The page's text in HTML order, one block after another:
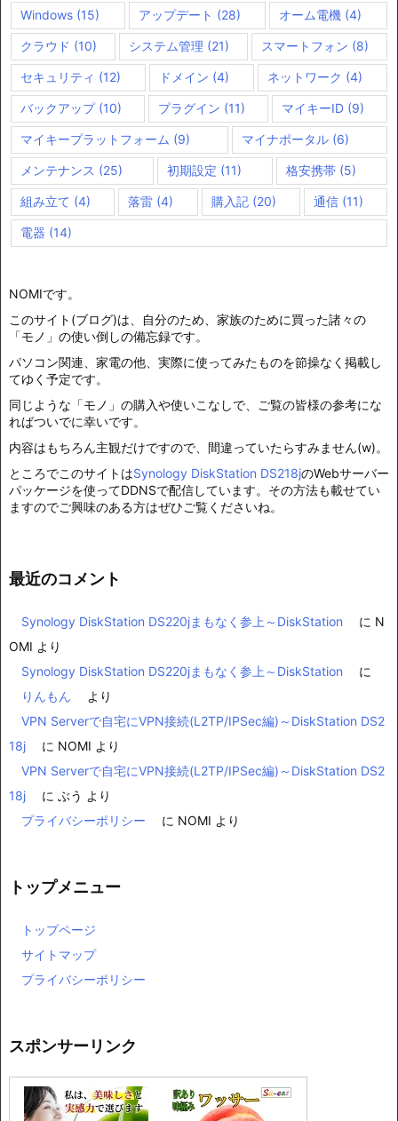
Windows (15) アップデート (28) オーム電機 (4)
クラウド (10) システム管理 (21) スマートフォン (8)
セキュリティ (12) ドメイン (4) ネットワーク (4)
バックアップ(10) プラグイン (11) マイキーID (9)
マイキープラットフォーム (9) マイナポータル (6)
メンテナンス (25) 初期設定 (11) 格安携帯 (5)
組み立て (4) 落雷 (4) 購入記(20) 通信(11)
電器 (14)
NOMIです。
このサイト(ブログ)は、自分のため、家族のために買った諸々の
「モノ」の使い倒しの備忘録です。
パソコン関連、家電の他、実際に使ってみたものを節操なく掲載し
てゆく予定です。
同じような「モノ」の購入や使いこなしで、ご覧の皆様の参考にな
ればついでに幸いです。
内容はもちろん主観だけですので、間違っていたらすみません(w)。
ところでこのサイトはSynology DiskStation DS218jのWebサーバー
パッケージを使ってDDNSで配信しています。その方法も載せてい
ますのでご興味のある方はぜひご覧くださいね。
最近のコメント
Synology DiskStation DS220jまもなく参上～DiskStation に N
OMI より
Synology DiskStation DS220jまもなく参上～DiskStation
に
りんもん
より
VPN Serverで自宅にVPN接続(L2TP/IPSec編)～DiskStation DS2
18j
に NOMI より
VPN Serverで自宅にVPN接続(L2TP/IPSec編)～DiskStation DS2
18j
に ぶう より
プライバシーポリシー
に NOMI より
トップメニュー
トップページ
サイトマップ
プライバシーポリシー
スポンサーリンク